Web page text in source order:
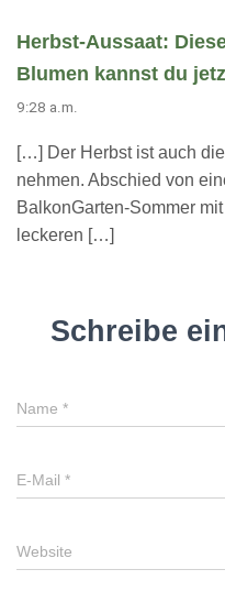
Herbst-Aussaat:
Blumen kannst du
9:28 a.m.
[…] Der Herbst ist auch
nehmen. Abschied von
BalkonGarten-Sommer
leckeren […]
Schreibe
Name *
E-Mail *
Website